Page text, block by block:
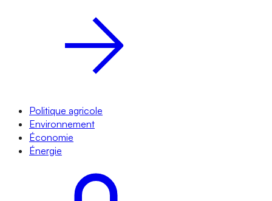
Politique agricole
Environnement
Économie
Énergie